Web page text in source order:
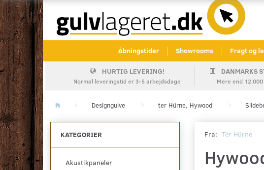
Åbningstider Showrooms Fragt og
HURTIG LEVERING!
Normal leveringstid er 3-5 arbejdsdage
DANMARKS
Mere end
Designgulve ter Hürne, Hywood
KATEGORIER
Akustikpaneler
Fra: Ter Hürne